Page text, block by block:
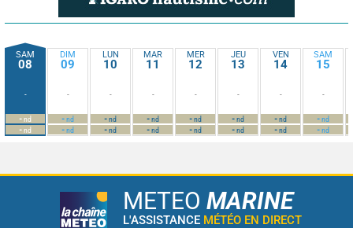
SAM
08
-
-nd
-nd
DIM
09
-
-nd
-nd
LUN
10
-
-nd
-nd
MAR
11
-
-nd
-nd
MER
12
-
-nd
-nd
JEU
13
-
-nd
-nd
VEN
14
-
-nd
-nd
SAM
15
-
-nd
-nd
METEO MARINE
L'ASSISTANCE MÉTÉO EN DIRECT